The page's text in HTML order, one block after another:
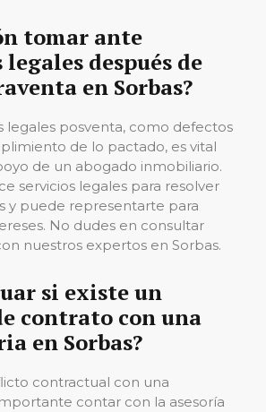
tomar ante
después de
en Sorbas?
legales posventa, como defectos
de lo pactado, es vital
de un abogado inmobiliario.
servicios legales para resolver
y puede representarte para
No dudes en consultar
nuestros expertos en Sorbas.
si existe un
contrato con una
en Sorbas?
contractual con una
contar con la asesoría